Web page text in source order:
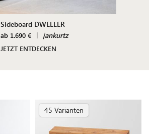
Sideboard DWELLER
ab 1.690 € | jankurtz
JETZT ENTDECKEN
45 Varianten